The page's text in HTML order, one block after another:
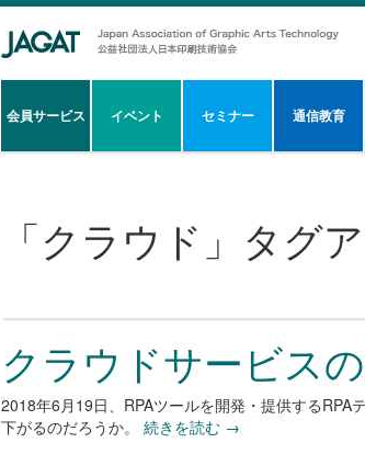
会員サービス イベント セミナー 通信教育
「クラウド 」タグ
クラウドサービス
2018年6月19日、RPAツールを開発・提供するRPA
下がるのだろうか。 続きを読む →